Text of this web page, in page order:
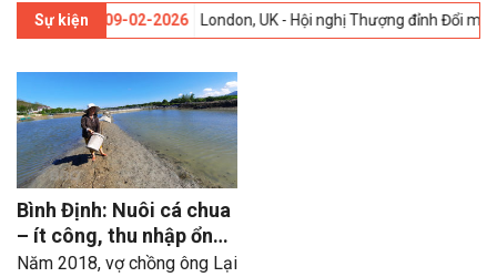
Sự kiện
thứ 13 -09-02-2026 London, UK - Hội nghị Thượng đỉnh Đổi mới
Bình Định: Nuôi cá chua
– ít công, thu nhập ổn
định
Năm 2018, vợ chồng ông Lại